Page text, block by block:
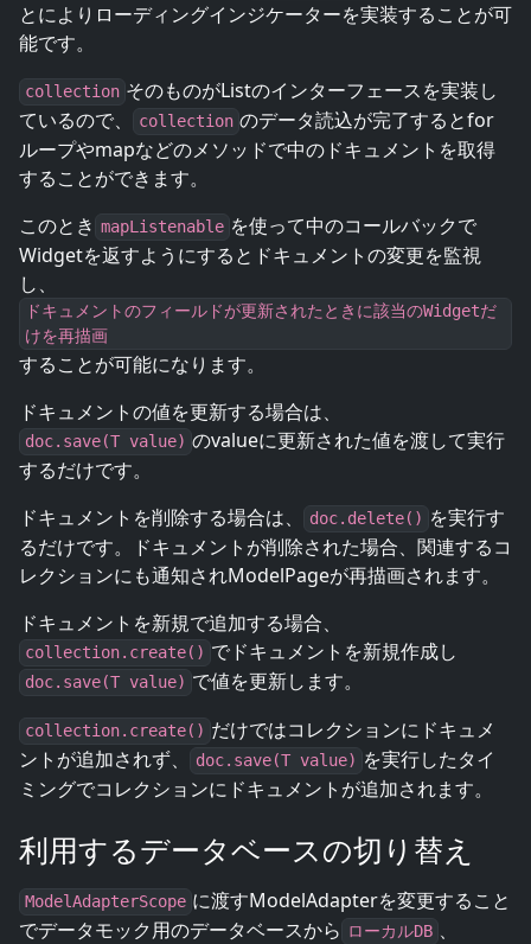
とによりローディングインジケーターを実装することが可
能です。
collection そのものがListのインターフェースを実装し
ているので、
collection のデータ読込が完了するとfor
ループやmapなどのメソッドで中のドキュメントを取得
することができます。
このとき mapListenable を使って中のコールバックで
Widgetを返すようにするとドキュメントの変更を監視
し、
ドキュメントのフィールドが更新されたときに該当のWidgetだ
けを再描画
することが可能になります。
ドキュメントの値を更新する場合は、
doc.save(T value) のvalueに更新された値を渡して実行
するだけです。
ドキュメントを削除する場合は、
doc.delete() を実行す
るだけです。ドキュメントが削除された場合、関連するコ
レクションにも通知されModelPageが再描画されます。
ドキュメントを新規で追加する場合、
collection.create() でドキュメントを新規作成し
doc.save(T value) で値を更新します。
collection.create() だけではコレクションにドキュメ
ントが追加されず、
doc.save(T value) を実行したタイ
ミングでコレクションにドキュメントが追加されます。
利用するデータベースの切り替え
ModelAdapterScope に渡すModelAdapterを変更すること
でデータモック用のデータベースから ローカルDB 、